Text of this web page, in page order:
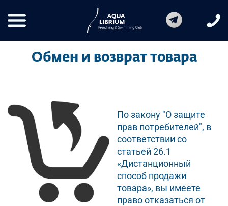
Обмен и возврат товара
По закону "О защите
прав потребителей", в
соответствии со
статьей 26.1
«Дистанционный
способ продажи
товара», вы имеете
право отказаться от